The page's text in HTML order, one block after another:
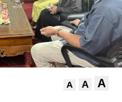
A A A